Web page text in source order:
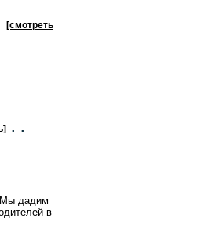
[смотреть
..
Мы дадим
в